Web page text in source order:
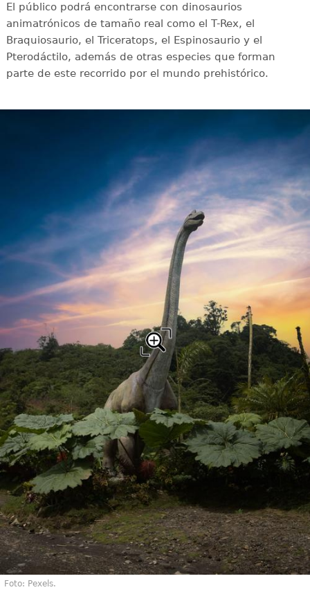
El público podrá encontrarse con dinosaurios
animatrónicos de tamaño real como el T-Rex, el
Braquiosaurio, el Triceratops, el Espinosaurio y el
Pterodáctilo, además de otras especies que forman
parte de este recorrido por el mundo prehistórico.
Foto: Pexels.